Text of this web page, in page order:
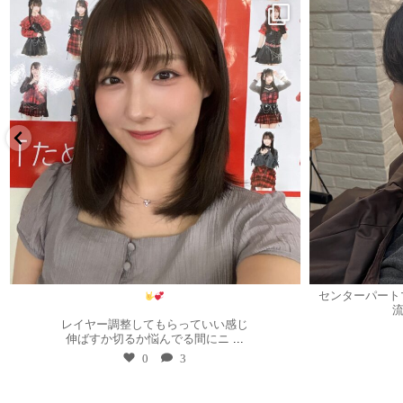
レイヤー調整してもらっていい感じ
伸ばすか切るか悩んでる間にニ
0
3
センターパー